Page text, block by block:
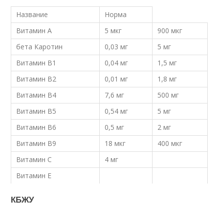
Название
Норма
Витамин А
5 мкг
900 мкг
бета Каротин
0,03 мг
5 мг
Витамин В1
0,04 мг
1,5 мг
Витамин В2
0,01 мг
1,8 мг
Витамин В4
7,6 мг
500 мг
Витамин В5
0,54 мг
5 мг
Витамин В6
0,5 мг
2 мг
Витамин В9
18 мкг
400 мкг
Витамин C
4 мг
Витамин Е
КБЖУ